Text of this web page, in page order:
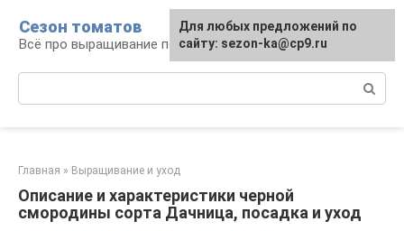
контенту
Сезон томатов
Всё про выращивание помидоров
Главная » Выращивание и уход
Описание и характеристики черной
смородины сорта Дачница, посадка и уход
Для любых предложений по
сайту: sezon-ka@cp9.ru